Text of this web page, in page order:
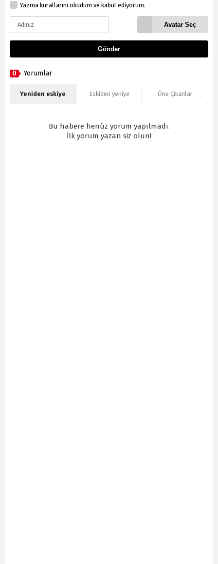
Yazma kurallarını okudum ve kabul ediyorum.
Avatar Seç
Gönder
0 Yorumlar
Yeniden eskiye Eskiden yeniye Öne Çıkanlar
Bu habere henüz yorum yapılmadı.
İlk yorum yazan siz olun!